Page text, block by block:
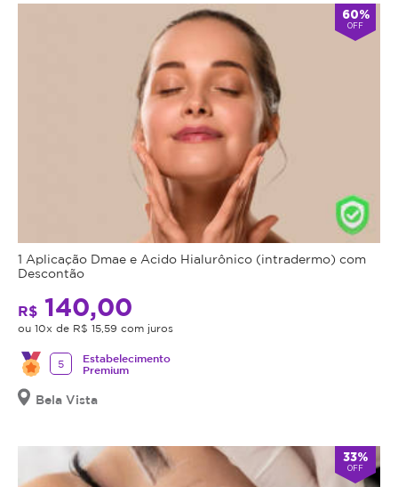
60%
OFF
1 Aplicação Dmae e Acido Hialurônico (intradermo) com
Descontão
R$ 140,00
ou 10x de R$ 15,59 com juros
5
Estabelecimento
Premium
Bela Vista
33%
OFF